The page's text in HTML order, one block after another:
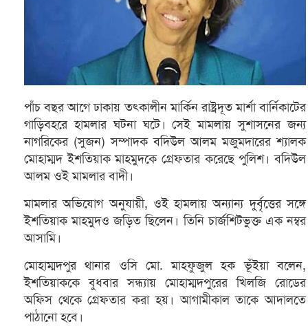
পাঁচ বছর আগে ঢাকায় তৎকালীন মার্কিন রাষ্ট্রদূত মার্শা বার্নিকাটের
গাড়িবহরে হামলার ঘটনা ঘটে। সেই মামলায় সুশাসনের জন্য
নাগরিকের (সুজন) সম্পাদক বদিউল আলম মজুমদারের শ্যালক
মোহাম্মদ ইশতিয়াক মাহমুদকে গ্রেফতার করেছে পুলিশ। বদিউল
আলম ওই মামলার বাদী।
মামলার অভিযোগ অনুযায়ী, ওই হামলায় অন্যান্য দুর্বৃত্তের সঙ্গে
ইশতিয়াক মাহমুদও জড়িত ছিলেন। তিনি চার্জশিটভুক্ত এক নম্বর
আসামি।
মোহাম্মদপুর থানার ওসি মো. মাহফুজুল হক ভূঁইয়া বলেন,
ইশতিয়াককে বুধবার সন্ধ্যায় মোহাম্মদপুরের খিলজি রোডের
অফিস থেকে গ্রেফতার করা হয়। আগামীকাল তাকে আদালতে
পাঠানো হবে।